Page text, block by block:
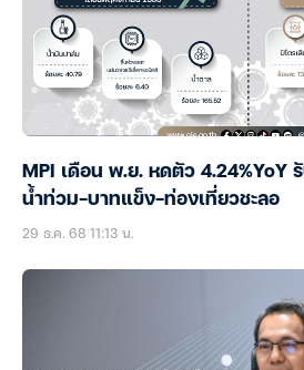
MPI เดือน พ.ย. หดตัว 4.24%YoY
น้ำท่วม-บาทแข็ง-ท่องเที่ยวชะลอ
29 ธ.ค. 68 11:13 น.